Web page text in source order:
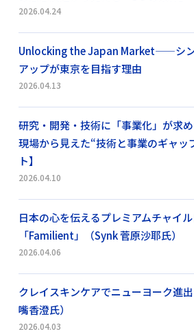
2026.04.24
Unlocking the Japan Market——シン
アップが東京を目指す理由
2026.04.13
研究・開発・技術に「事業化」が求
現場から見えた“技術と事業のギャッ
ト】
2026.04.10
日本の心を伝えるプレミアムチャイ
「Familient」（Synk 菅原沙耶氏）
2026.04.06
クレイスキンケアでニューヨーク進
嘴香澄氏）
2026.04.03